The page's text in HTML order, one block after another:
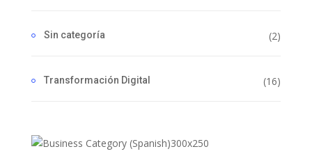
Sin categoría (2)
Transformación Digital (16)